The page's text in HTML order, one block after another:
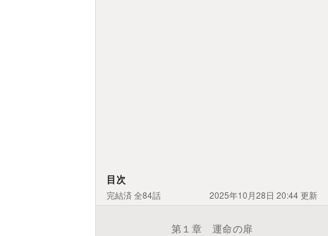
目次
完結済全84話 2025年10月28日 20:44 更新
第１章 運命の扉